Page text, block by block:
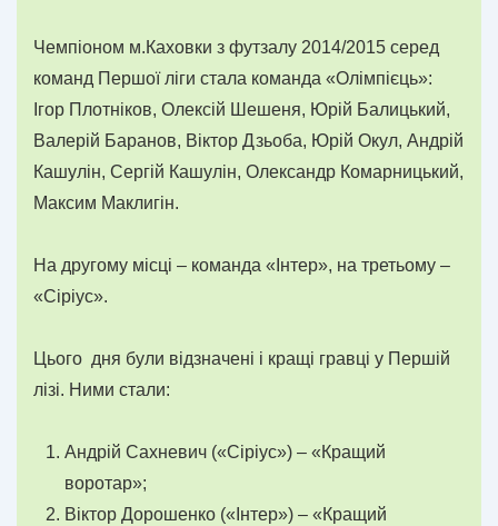
Чемпіоном м.Каховки з футзалу 2014/2015 серед
команд Першої ліги стала команда «Олімпієць»:
Ігор Плотніков, Олексій Шешеня, Юрій Балицький,
Валерій Баранов, Віктор Дзьоба, Юрій Окул, Андрій
Кашулін, Сергій Кашулін, Олександр Комарницький,
Максим Маклигін.
На другому місці – команда «Інтер», на третьому –
«Сіріус».
Цього дня були відзначені і кращі гравці у Першій
лізі. Ними стали:
Андрій Сахневич («Сіріус») – «Кращий
воротар»;
Віктор Дорошенко («Інтер») – «Кращий